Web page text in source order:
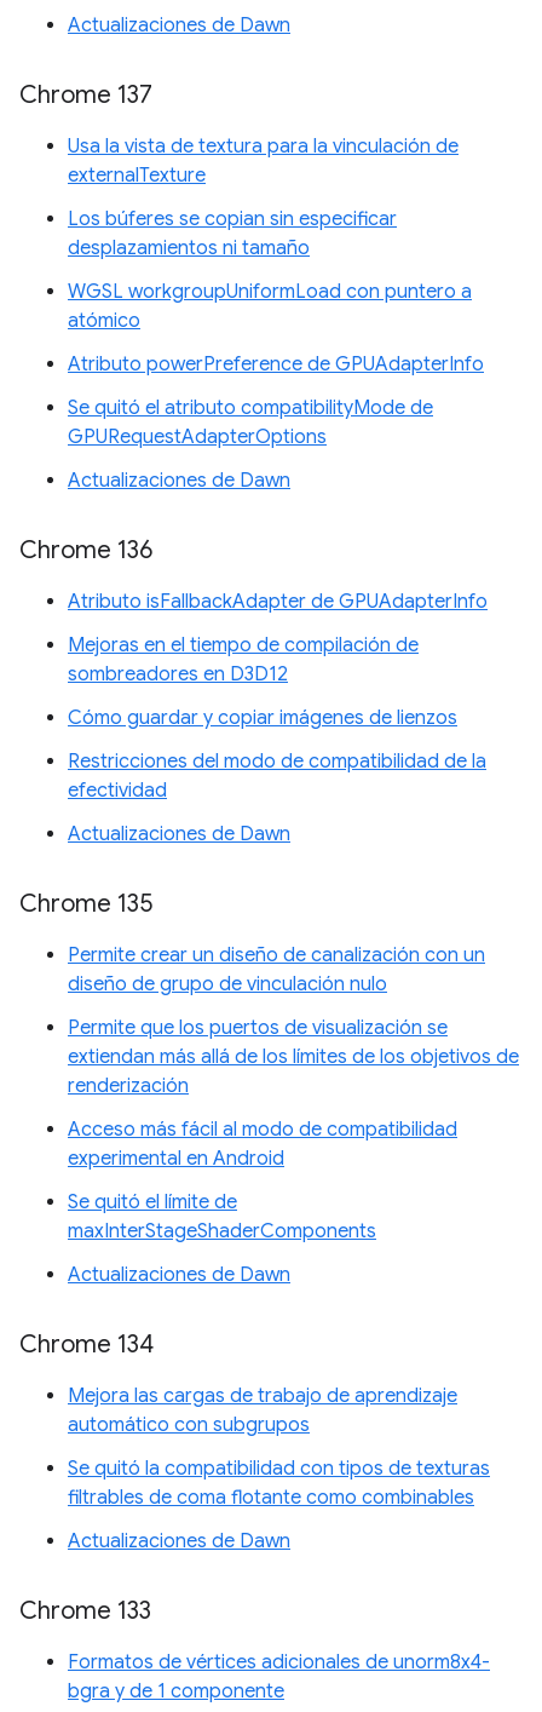
Actualizaciones de Dawn
Chrome 137
Usa la vista de textura para la vinculación de
externalTexture
Los búferes se copian sin especificar
desplazamientos ni tamaño
WGSL workgroupUniformLoad con puntero a
atómico
Atributo powerPreference de GPUAdapterInfo
Se quitó el atributo compatibilityMode de
GPURequestAdapterOptions
Actualizaciones de Dawn
Chrome 136
Atributo isFallbackAdapter de GPUAdapterInfo
Mejoras en el tiempo de compilación de
sombreadores en D3D12
Cómo guardar y copiar imágenes de lienzos
Restricciones del modo de compatibilidad de la
efectividad
Actualizaciones de Dawn
Chrome 135
Permite crear un diseño de canalización con un
diseño de grupo de vinculación nulo
Permite que los puertos de visualización se
extiendan más allá de los límites de los objetivos de
renderización
Acceso más fácil al modo de compatibilidad
experimental en Android
Se quitó el límite de
maxInterStageShaderComponents
Actualizaciones de Dawn
Chrome 134
Mejora las cargas de trabajo de aprendizaje
automático con subgrupos
Se quitó la compatibilidad con tipos de texturas
filtrables de coma flotante como combinables
Actualizaciones de Dawn
Chrome 133
Formatos de vértices adicionales de unorm8x4-
bgra y de 1 componente